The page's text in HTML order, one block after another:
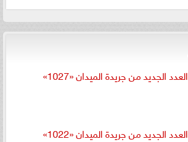
العدد الجديد من جريدة الميدان «1027»
العدد الجديد من جريدة الميدان «1022»